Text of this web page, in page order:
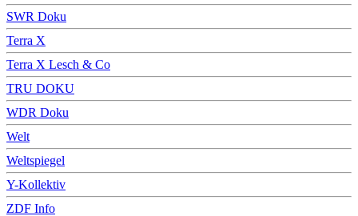
SWR Doku
Terra X
Terra X Lesch & Co
TRU DOKU
WDR Doku
Welt
Weltspiegel
Y-Kollektiv
ZDF Info